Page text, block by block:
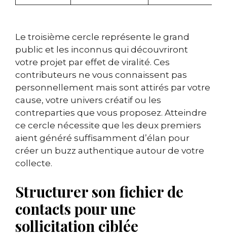
Le troisième cercle représente le grand
public et les inconnus qui découvriront
votre projet par effet de viralité. Ces
contributeurs ne vous connaissent pas
personnellement mais sont attirés par votre
cause, votre univers créatif ou les
contreparties que vous proposez. Atteindre
ce cercle nécessite que les deux premiers
aient généré suffisamment d’élan pour
créer un buzz authentique autour de votre
collecte.
Structurer son fichier de
contacts pour une
sollicitation ciblée